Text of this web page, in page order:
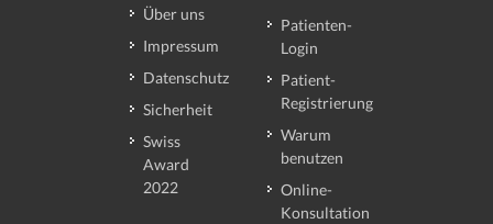
Über uns
Impressum
Datenschutz
Sicherheit
Swiss
Award
2022
Patienten-
Login
Patient-
Registrierung
Warum
benutzen
Online-
Konsultation